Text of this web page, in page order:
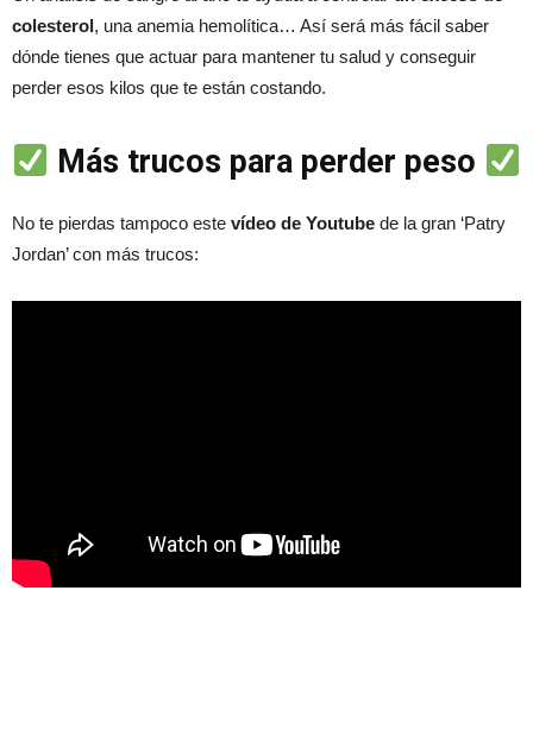
colesterol, una anemia hemolítica… Así será más fácil saber
dónde tienes que actuar para mantener tu salud y conseguir
perder esos kilos que te están costando.
Más trucos para perder peso
No te pierdas tampoco este vídeo de Youtube de la gran ‘Patry
Jordan’ con más trucos: